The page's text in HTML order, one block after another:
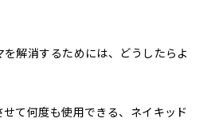
解消するためには、どうしたらよ
て何度も使用できる、ネイキッド